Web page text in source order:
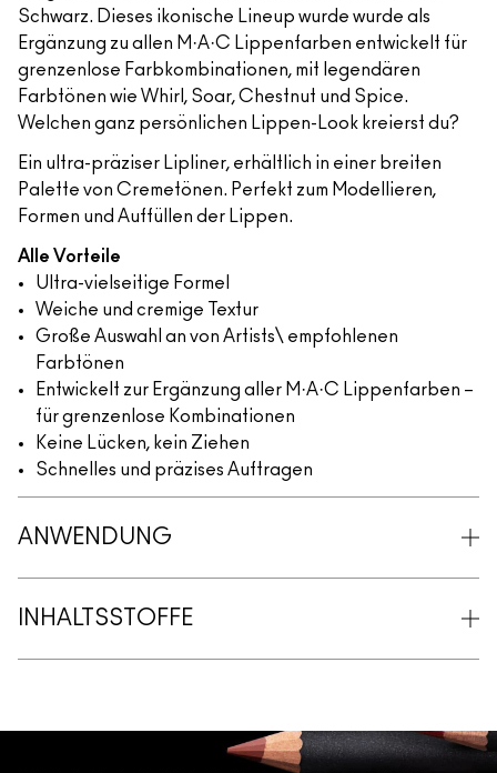
Schwarz. Dieses ikonische Lineup wurde wurde als
Ergänzung zu allen M·A·C Lippenfarben entwickelt für
grenzenlose Farbkombinationen, mit legendären
Farbtönen wie Whirl, Soar, Chestnut und Spice.
Welchen ganz persönlichen Lippen-Look kreierst du?
Ein ultra-präziser Lipliner, erhältlich in einer breiten
Palette von Cremetönen. Perfekt zum Modellieren,
Formen und Auffüllen der Lippen.
Alle Vorteile
Ultra-vielseitige Formel
Weiche und cremige Textur
Große Auswahl an von Artists\ empfohlenen
Farbtönen
Entwickelt zur Ergänzung aller M·A·C Lippenfarben –
für grenzenlose Kombinationen
Keine Lücken, kein Ziehen
Schnelles und präzises Auftragen
ANWENDUNG
INHALTSSTOFFE